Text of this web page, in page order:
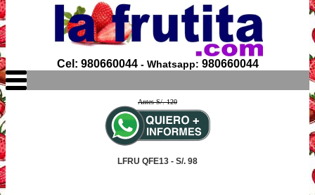
Cel: 980660044- Whatsapp: 980660044
Antes S/. 120
LFRU QFE13 - S/. 98